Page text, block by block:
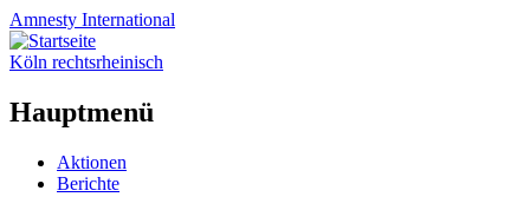
Amnesty International
Köln rechtsrheinisch
Hauptmenü
Zum
Inhalt
Aktionen
Berichte